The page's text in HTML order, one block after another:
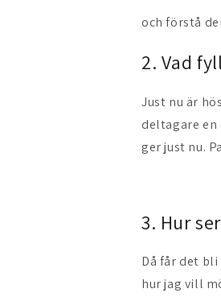
och förstå
2. Vad
Just nu är
deltagare
ger just nu.
3. Hur
Då får det
hur jag vill